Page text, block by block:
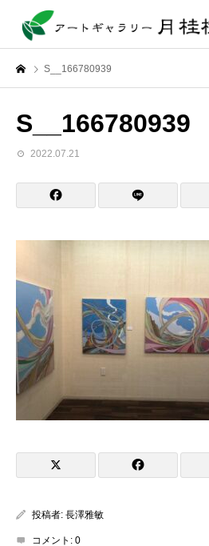
S__166780939
S__166780939
2022.07.21
投稿者: 長澤雅敏
コメント: 0